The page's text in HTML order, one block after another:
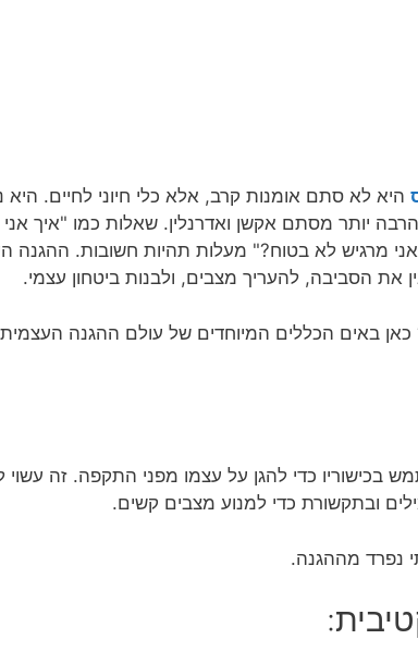
היא לא סתם אומנות קרב, אלא כלי חיוני לחיים. היא
יותר מסתם אקשן ואדרנלין. שאלות כמו "איך אני
מרגיש לא בטוח?" מעלות תהיות חשובות. ההגנה
את הסביבה, להעריך מצבים, ולבנות ביטחון עצמי.
באים הכללים המיוחדים של עולם ההגנה
כדי להגן על עצמו מפני התקפה. זה עשוי
ובתקשורת כדי למנוע מצבים קשים.
נפרד מההגנה.